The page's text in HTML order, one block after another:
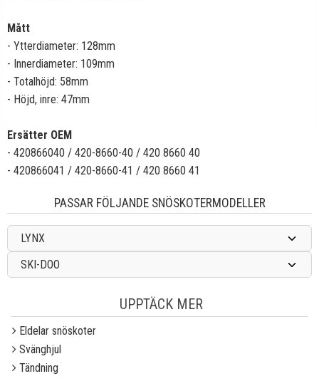
Mått
- Ytterdiameter: 128mm
- Innerdiameter: 109mm
- Totalhöjd: 58mm
- Höjd, inre: 47mm
Ersätter OEM
- 420866040 / 420-8660-40 / 420 8660 40
- 420866041 / 420-8660-41 / 420 8660 41
PASSAR FÖLJANDE SNÖSKOTERMODELLER
LYNX
SKI-DOO
UPPTÄCK MER
Eldelar snöskoter
Svänghjul
Tändning